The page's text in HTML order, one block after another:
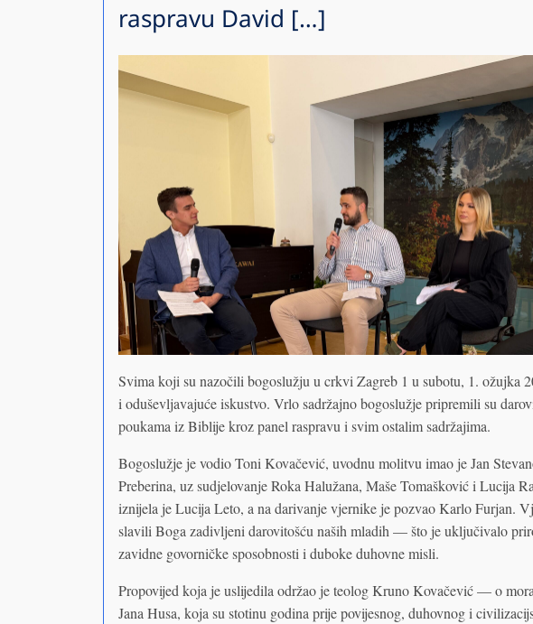
raspravu David […]
Svima koji su nazočili bogoslužju u crkvi Zagreb 1 u subotu, 1. ožujka
i oduševljavajuće iskustvo. Vrlo sadržajno bogoslužje pripremili su
poukama iz Biblije kroz panel raspravu i svim ostalim sadržajima.
Bogoslužje je vodio Toni Kovačević, uvodnu molitvu imao je Jan
Preberina, uz sudjelovanje Roka Halužana, Maše Tomašković i Lucija
iznijela je Lucija Leto, a na darivanje vjernike je pozvao Karlo Furjan.
slavili Boga zadivljeni darovitošću naših mladih — što je uključivalo
zavidne govorničke sposobnosti i duboke duhovne misli.
Propovijed koja je uslijedila održao je teolog Kruno Kovačević — o
Jana Husa, koja su stotinu godina prije povijesnog, duhovnog i